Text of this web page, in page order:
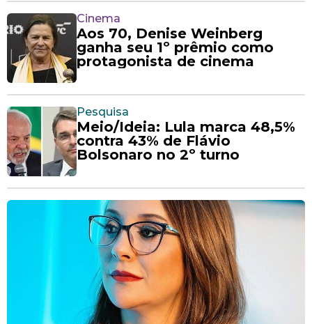
Cinema
Aos 70, Denise Weinberg
ganha seu 1º prêmio como
protagonista de cinema
Pesquisa
Meio/Ideia: Lula marca 48,5%
contra 43% de Flávio
Bolsonaro no 2º turno